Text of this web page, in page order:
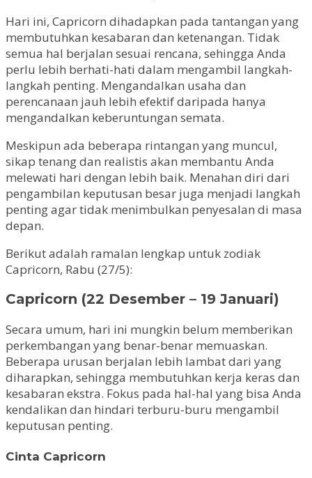
Hari ini, Capricorn dihadapkan pada tantangan yang
membutuhkan kesabaran dan ketenangan. Tidak
semua hal berjalan sesuai rencana, sehingga Anda
perlu lebih berhati-hati dalam mengambil langkah-
langkah penting. Mengandalkan usaha dan
perencanaan jauh lebih efektif daripada hanya
mengandalkan keberuntungan semata.
Meskipun ada beberapa rintangan yang muncul,
sikap tenang dan realistis akan membantu Anda
melewati hari dengan lebih baik. Menahan diri dari
pengambilan keputusan besar juga menjadi langkah
penting agar tidak menimbulkan penyesalan di masa
depan.
Berikut adalah ramalan lengkap untuk zodiak
Capricorn, Rabu (27/5):
Capricorn (22 Desember – 19 Januari)
Secara umum, hari ini mungkin belum memberikan
perkembangan yang benar-benar memuaskan.
Beberapa urusan berjalan lebih lambat dari yang
diharapkan, sehingga membutuhkan kerja keras dan
kesabaran ekstra. Fokus pada hal-hal yang bisa Anda
kendalikan dan hindari terburu-buru mengambil
keputusan penting.
Cinta Capricorn